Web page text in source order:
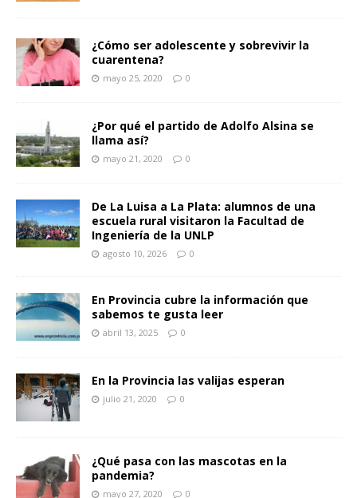
¿Cómo ser adolescente y sobrevivir la
cuarentena?
mayo 25, 2020 0
¿Por qué el partido de Adolfo Alsina se
llama así?
mayo 21, 2020 0
De La Luisa a La Plata: alumnos de una
escuela rural visitaron la Facultad de
Ingeniería de la UNLP
agosto 10, 2026 0
En Provincia cubre la información que
sabemos te gusta leer
abril 13, 2025 0
En la Provincia las valijas esperan
julio 21, 2020 0
¿Qué pasa con las mascotas en la
pandemia?
mayo 27, 2020 0